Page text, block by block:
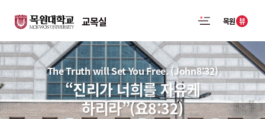
교목실 목원 뷰
The Truth will Set You Free. (John8:32)
“진리가 너희를 자유케
하리라”(요8:32)